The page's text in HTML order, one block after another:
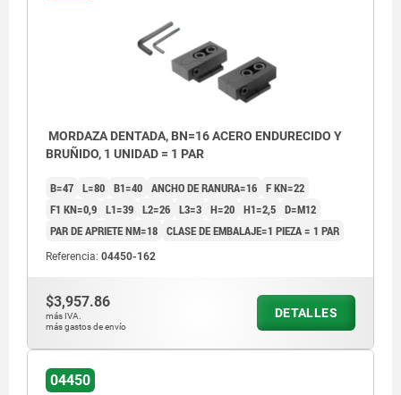
MORDAZA DENTADA, BN=16 ACERO ENDURECIDO Y
BRUÑIDO, 1 UNIDAD = 1 PAR
B=47 L=80 B1=40 ANCHO DE RANURA=16 F KN=22
F1 KN=0,9 L1=39 L2=26 L3=3 H=20 H1=2,5 D=M12
PAR DE APRIETE NM=18 CLASE DE EMBALAJE=1 PIEZA = 1 PAR
Referencia: 04450-162
$3,957.86
más IVA.
más gastos de envío
DETALLES
04450